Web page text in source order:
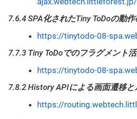
7.6.4 SPA化されたTiny ToDoの動
https://tinytodo-08-
7.7.3 Tiny ToDoでのフラグメント
https://tinytodo-08-
7.8.2 History APIによる画面遷移と
https://